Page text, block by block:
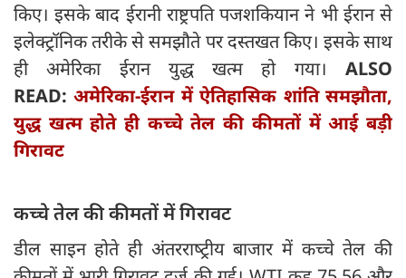
किए। इसके बाद ईरानी राष्ट्रपति पजशकियान ने भी ईरान से
इलेक्ट्रॉनिक तरीके से समझौते पर दस्तखत किए। इसके साथ
ही अमेरिका ईरान युद्ध खत्म हो गया। ALSO
READ:अमेरिका-ईरान में ऐतिहासिक शांति समझौता,
युद्ध खत्म होते ही कच्चे तेल की कीमतों में आई बड़ी
गिरावट
कच्चे तेल की कीमतों में गिरावट
डील साइन होते ही अंतरराष्‍ट्रीय बाजार में कच्चे तेल की